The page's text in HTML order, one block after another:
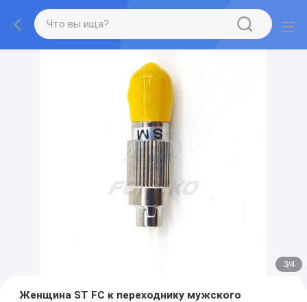
3/4
Женщина ST FC к переходнику мужского